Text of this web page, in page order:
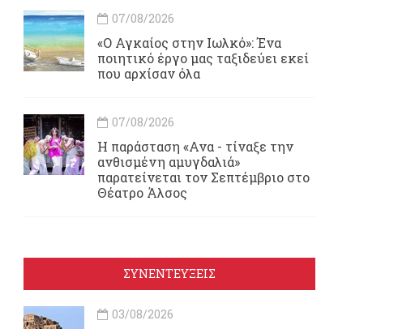
07/08/2026
«Ο Αγκαίος στην Ιωλκό»: Ένα
ποιητικό έργο μας ταξιδεύει εκεί
που αρχίσαν όλα
07/08/2026
Η παράσταση «Ανα - τίναξε την
ανθισμένη αμυγδαλιά»
παρατείνεται τον Σεπτέμβριο στο
Θέατρο Άλσος
ΣΥΝΕΝΤΕΥΞΕΙΣ
03/08/2026